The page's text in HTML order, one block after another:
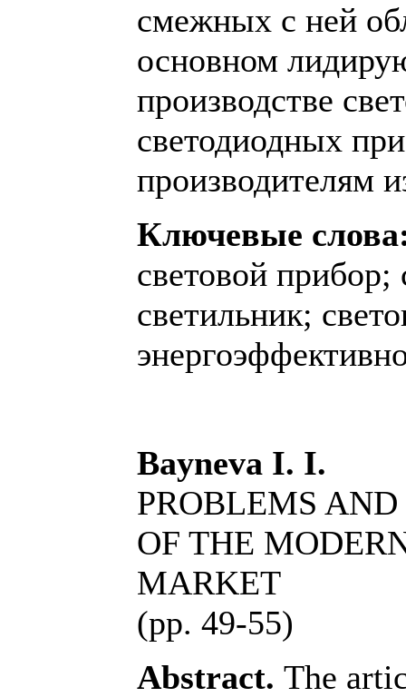
смежных с ней
основном
производстве
светодиодных
производителям
Ключевые
световой прибор;
светильник;
Bayneva I. I.
PROBLEMS
OF THE
MARKET
(pp. 49-55)
Abstract. The